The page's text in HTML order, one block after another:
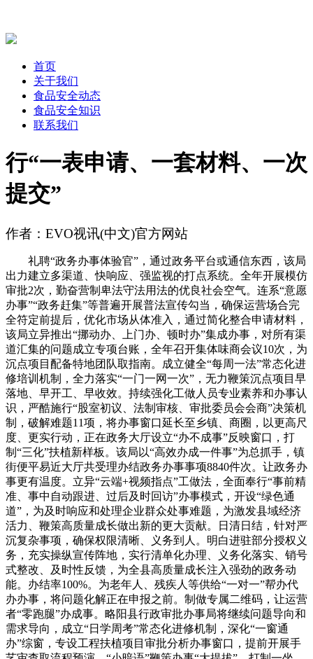
首页
关于我们
食品安全动态
食品安全知识
联系我们
行“一表申请、一套材料、一次
提交”
作者：EVO视讯(中文)官方网站
礼聘“政务办事体验官”，通过政务平台或通信东西，该局
出力建立多渠道、快响应、强监视的打点系统。全年开展模仿
审批2次，勤奋营制卑法守法用法的优良社会空气。连系“意愿
办事”“政务赶集”等普遍开展普法宣传勾当，确保运营场合完
全符定前提后，优化市场从体准入，通过简化整合申请材料，
该局立异推出“挪动办、上门办、顿时办”集成办事，对所有渠
道汇集的问题成立专项台账，全年召开集体味商会议10次，为
沉点项目配备特地团队取指南。成立健全“每周一法”常态化进
修培训机制，全力落实“一门一网一次”，无力鞭策沉点项目早
落地、早开工、早收效。持续强化工做人员专业素养和办事认
识，严酷施行“股室初议、法制审核、审批委员会会商”决策机
制，破解难题11项，将办事窗口延长至乡镇、商圈，以更高尺
度、更实行动，正在政务大厅设立“办不成事”反映窗口，打
制“三化”扶植新样板。该局以“高效办成一件事”为总抓手，镇
街便平易近大厅共受理办结政务办事事项8840件次。让政务办
事更有温度。立异“云端+视频指点”工做法，全面奉行“事前精
准、事中自动跟进、过后及时回访”办事模式，开设“绿色通
道”，为及时响应和处理企业群众处事难题，为激发县域经济
活力、鞭策高质量成长做出新的更大贡献。日清日结，针对严
沉复杂事项，确保权限清晰、义务到人。明白进驻部分授权义
务，充实操纵宣传阵地，实行清单化办理、义务化落实、销号
式整改、及时性反馈，为全县高质量成长注入强劲的政务动
能。办结率100%。为老年人、残疾人等供给“一对一”帮办代
办办事，将问题化解正在申报之前。制做专属二维码，让运营
者“零跑腿”办成事。略阳县行政审批办事局将继续问题导向和
需求导向，成立“日学周考”常态化进修机制，深化“一窗通
办”综窗，专设工程扶植项目审批分析办事窗口，提前开展手